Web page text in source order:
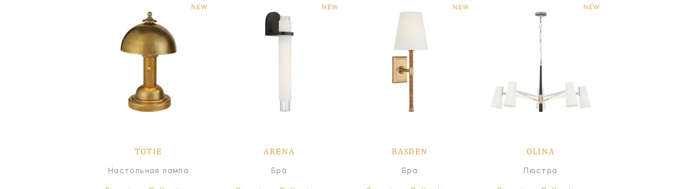
NEW
TOTIE
Настольная лампа
NEW
ARENA
Бра
NEW
BASDEN
Бра
NEW
OLINA
Люстра